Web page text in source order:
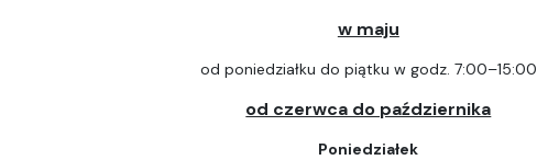
w maju
od poniedziałku do piątku w godz. 7:00–15:00
od czerwca do października
Poniedziałek